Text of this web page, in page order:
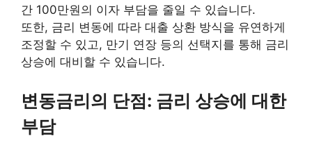
간 100만원의 이자 부담을 줄일 수 있습니다.
또한, 금리 변동에 따라 대출 상환 방식을 유연하게
조정할 수 있고, 만기 연장 등의 선택지를 통해 금리
상승에 대비할 수 있습니다.
변동금리의 단점: 금리 상승에 대한
부담